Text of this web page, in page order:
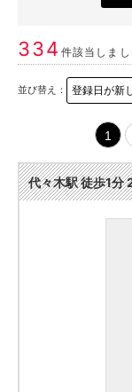
334 件該当しまし
並び替え：
1
代々木駅 徒歩1分